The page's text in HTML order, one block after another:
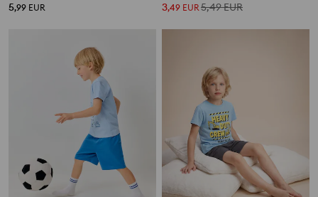
5,99 EUR 3,49 EUR5,49EUR